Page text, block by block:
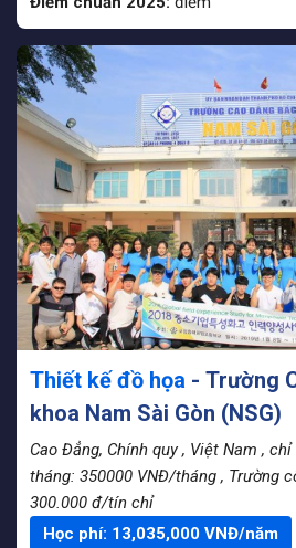
Thiết kế đồ họa - Trường
khoa Nam Sài Gòn (NSG)
Cao Đẳng, Chính quy , Việt Nam , chỉ
tháng: 350000 VNĐ/tháng , Trường
300.000 đ/tín chỉ
Học phí: 13,035,000 VNĐ/năm